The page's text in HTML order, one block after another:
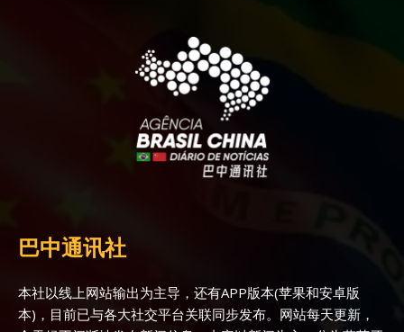
巴中通讯社
本社以线上网站输出为主导，还有APP版本(苹果和安卓版
本)，目前已与各大社交平台关联同步发布。网站每天更新，